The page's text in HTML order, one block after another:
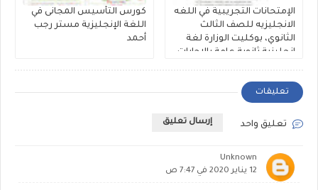
الإمتحانات التجريبية في اللغه
الانجليزيه للصف الثالث
الثانوي، بوكليت الوزارة لغة
إنجليزية ثانوية عامة بالإجابات
كورس التأسيس المجانى في
اللغة الإنجليزية مستر رجب
أحمد
تعليقات
تعليق واحد إرسال تعليق
Unknown
12 يناير 2020 في 7:47 ص